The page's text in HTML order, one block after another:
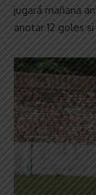
jugará mañana
anotar 12 goles